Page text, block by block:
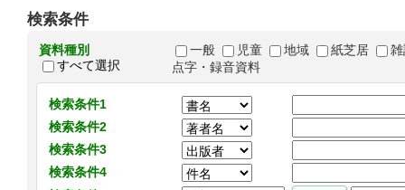
検索条件
資料種別
すべて選択
一般 児童 地域 紙芝居
点字・録音資料
検索条件1
検索条件2
検索条件3
検索条件4